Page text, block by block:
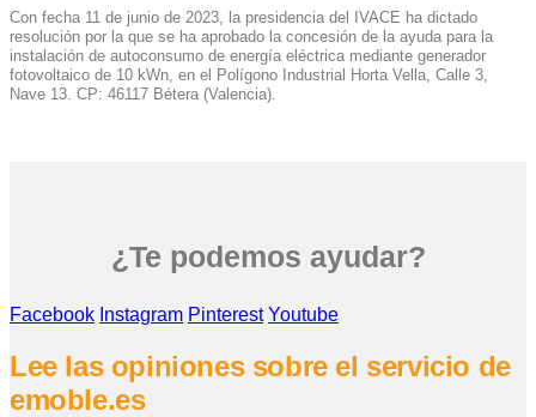
Con fecha 11 de junio de 2023, la presidencia del IVACE ha dictado
resolución por la que se ha aprobado la concesión de la ayuda para la
instalación de autoconsumo de energía eléctrica mediante generador
fotovoltaico de 10 kWn, en el Polígono Industrial Horta Vella, Calle 3,
Nave 13. CP: 46117 Bétera (Valencia).
¿Te podemos ayudar?
Facebook Instagram Pinterest Youtube
Lee las opiniones sobre el servicio de
emoble.es